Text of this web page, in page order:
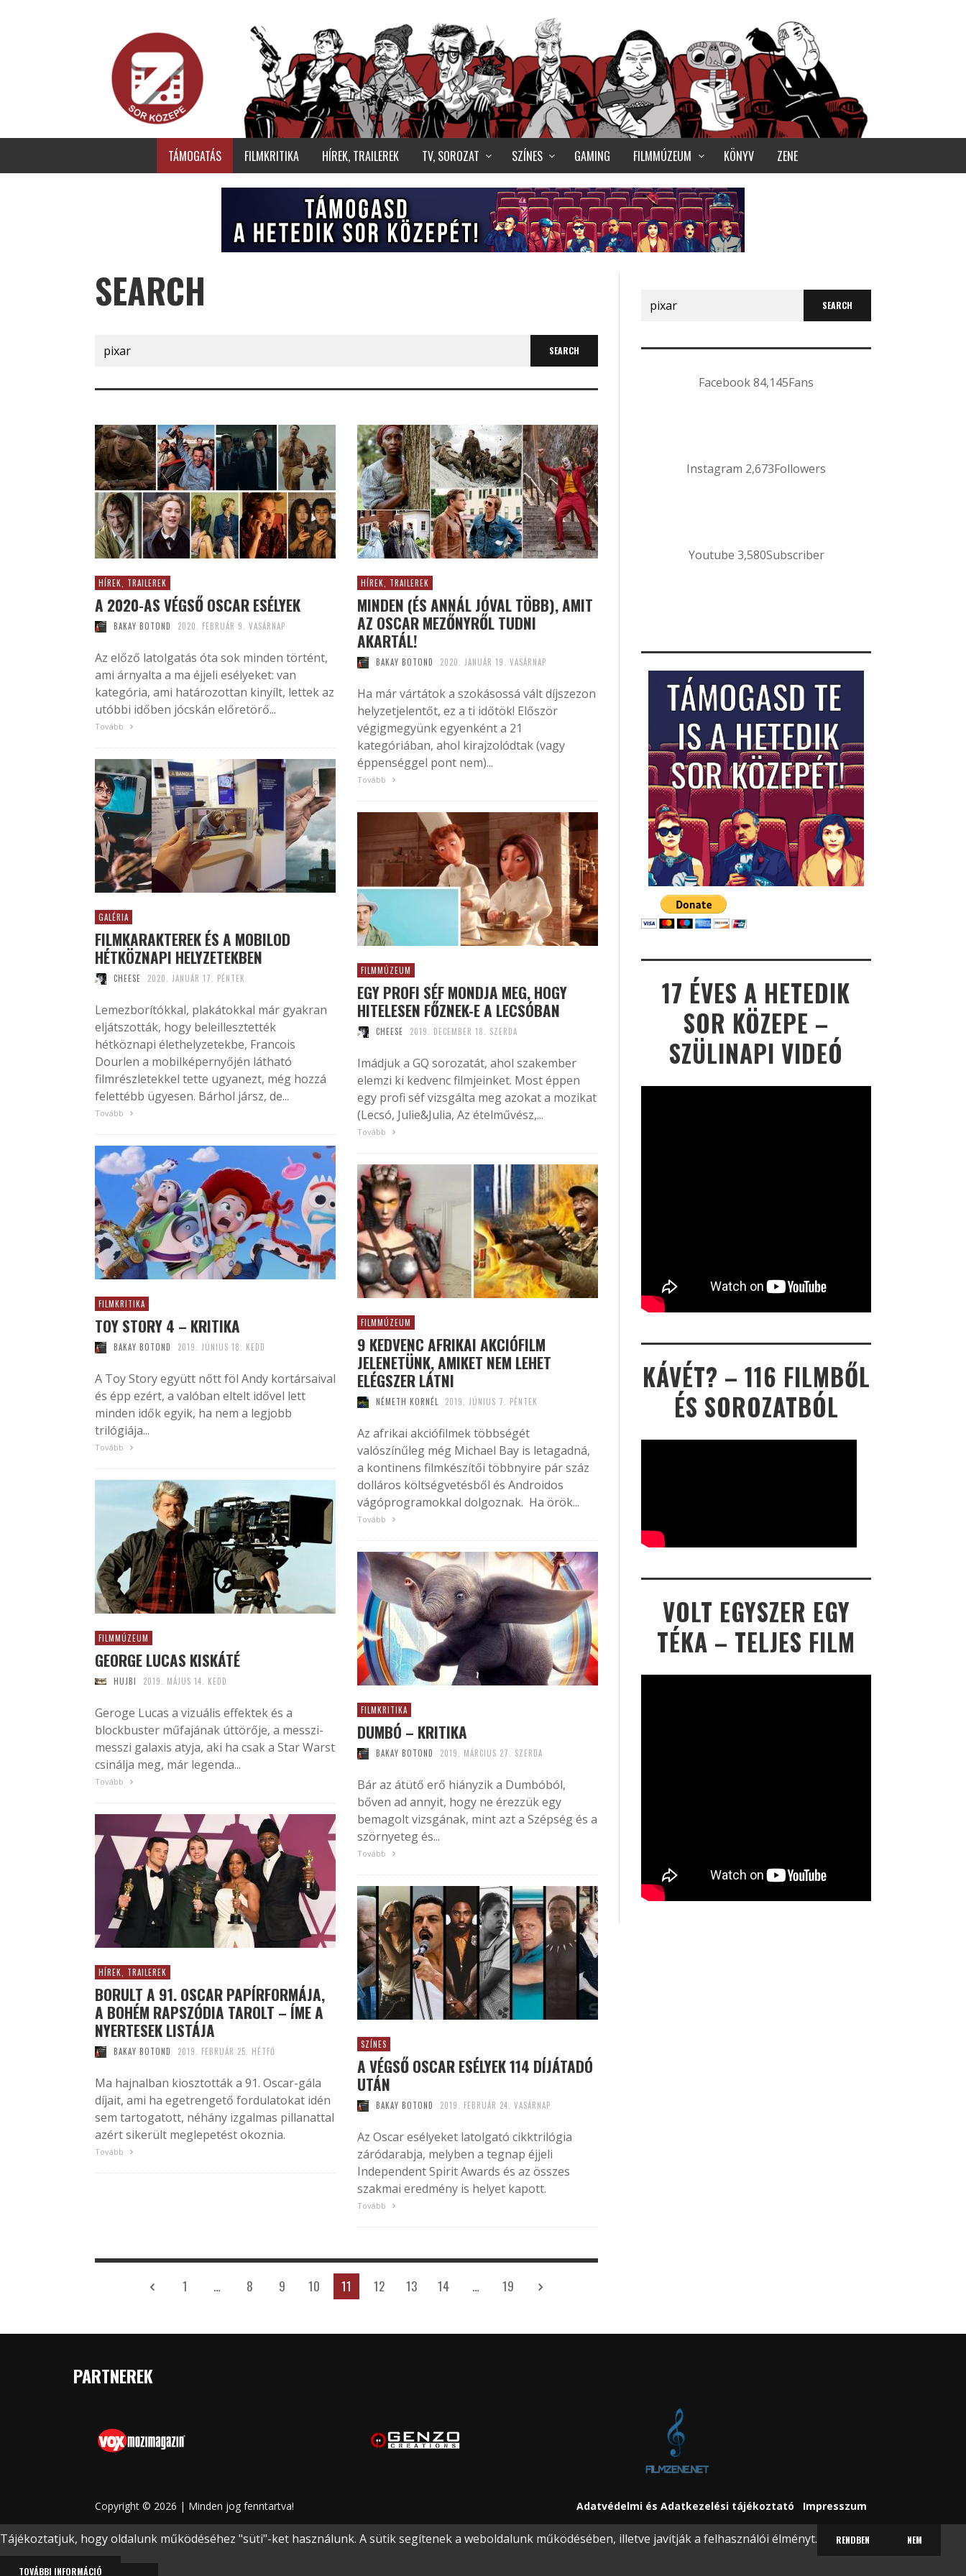
TÁMOGATÁS FILMKRITIKA HÍREK, TRAILEREK TV, SOROZAT SZÍNES GAMING FILMMÚZEUM KÖNYV ZENE
SEARCH
Search
for:
HÍREK, TRAILEREK
A 2020-AS VÉGSŐ OSCAR ESÉLYEK
BAKAY BOTOND 2020. FEBRUÁR 9. VASÁRNAP
Az előző latolgatás óta sok minden történt,
ami árnyalta a ma éjjeli esélyeket: van
kategória, ami határozottan kinyílt, lettek az
utóbbi időben jócskán előretörő...
Tovább
HÍREK, TRAILEREK
MINDEN (ÉS ANNÁL JÓVAL TÖBB), AMIT
AZ OSCAR MEZŐNYRŐL TUDNI
AKARTÁL!
BAKAY BOTOND 2020. JANUÁR 19. VASÁRNAP
Ha már vártátok a szokásossá vált díjszezon
helyzetjelentőt, ez a ti időtök! Először
végigmegyünk egyenként a 21
kategóriában, ahol kirajzolódtak (vagy
éppenséggel pont nem)...
Tovább
GALÉRIA
FILMKARAKTEREK ÉS A MOBILOD
HÉTKÖZNAPI HELYZETEKBEN
CHEESE 2020. JANUÁR 17. PÉNTEK
Lemezborítókkal, plakátokkal már gyakran
eljátszották, hogy beleillesztették
hétköznapi élethelyzetekbe, Francois
Dourlen a mobilképernyőjén látható
filmrészletekkel tette ugyanezt, még hozzá
felettébb ügyesen. Bárhol jársz, de...
Tovább
FILMMÚZEUM
EGY PROFI SÉF MONDJA MEG, HOGY
HITELESEN FŐZNEK-E A LECSÓBAN
CHEESE 2019. DECEMBER 18. SZERDA
Imádjuk a GQ sorozatát, ahol szakember
elemzi ki kedvenc filmjeinket. Most éppen
egy profi séf vizsgálta meg azokat a mozikat
(Lecsó, Julie&Julia, Az ételművész,...
Tovább
FILMKRITIKA
TOY STORY 4 – KRITIKA
BAKAY BOTOND 2019. JÚNIUS 18. KEDD
A Toy Story együtt nőtt föl Andy kortársaival
és épp ezért, a valóban eltelt idővel lett
minden idők egyik, ha nem a legjobb
trilógiája...
Tovább
FILMMÚZEUM
9 KEDVENC AFRIKAI AKCIÓFILM
JELENETÜNK, AMIKET NEM LEHET
ELÉGSZER LÁTNI
NÉMETH KORNÉL 2019. JÚNIUS 7. PÉNTEK
Az afrikai akciófilmek többségét
valószínűleg még Michael Bay is letagadná,
a kontinens filmkészítői többnyire pár száz
dolláros költségvetésből és Androidos
vágóprogramokkal dolgoznak. Ha örök...
Tovább
FILMMÚZEUM
GEORGE LUCAS KISKÁTÉ
HUJBI 2019. MÁJUS 14. KEDD
Geroge Lucas a vizuális effektek és a
blockbuster műfajának úttörője, a messzi-
messzi galaxis atyja, aki ha csak a Star Warst
csinálja meg, már legenda...
Tovább
FILMKRITIKA
DUMBÓ – KRITIKA
BAKAY BOTOND 2019. MÁRCIUS 27. SZERDA
Bár az átütő erő hiányzik a Dumbóból,
bőven ad annyit, hogy ne érezzük egy
bemagolt vizsgának, mint azt a Szépség és a
szörnyeteg és...
Tovább
HÍREK, TRAILEREK
BORULT A 91. OSCAR PAPÍRFORMÁJA,
A BOHÉM RAPSZÓDIA TAROLT – ÍME A
NYERTESEK LISTÁJA
BAKAY BOTOND 2019. FEBRUÁR 25. HÉTFŐ
Ma hajnalban kiosztották a 91. Oscar-gála
díjait, ami ha egetrengető fordulatokat idén
sem tartogatott, néhány izgalmas pillanattal
azért sikerült meglepetést okoznia.
Tovább
SZÍNES
A VÉGSŐ OSCAR ESÉLYEK 114 DÍJÁTADÓ
UTÁN
BAKAY BOTOND 2019. FEBRUÁR 24. VASÁRNAP
Az Oscar esélyeket latolgató cikktrilógia
záródarabja, melyben a tegnap éjjeli
Independent Spirit Awards és az összes
szakmai eredmény is helyet kapott.
Tovább
1 … 8 9 10 11 12 13 14 … 19
Search
for:
Facebook84,145Fans
Instagram 2,673Followers
Youtube 3,580Subscriber
17 ÉVES A HETEDIK
SOR KÖZEPE –
SZÜLINAPI VIDEÓ
KÁVÉT? – 116 FILMBŐL
ÉS SOROZATBÓL
VOLT EGYSZER EGY
TÉKA – TELJES FILM
PARTNEREK
Copyright © 2026 | Minden jog fenntartva! Adatvédelmi és Adatkezelési tájékoztató Impresszum
Tájékoztatjuk, hogy oldalunk működéséhez "süti"-ket használunk. A sütik segítenek a weboldalunk működésében, illetve javítják a felhasználói élményt. RENDBEN NEM
TOVÁBBI INFORMÁCIÓ